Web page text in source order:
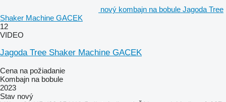
nový kombajn na bobule Jagoda Tree
Shaker Machine GACEK
12
VIDEO
Jagoda Tree Shaker Machine GACEK
Cena na požiadanie
Kombajn na bobule
2023
Stav nový